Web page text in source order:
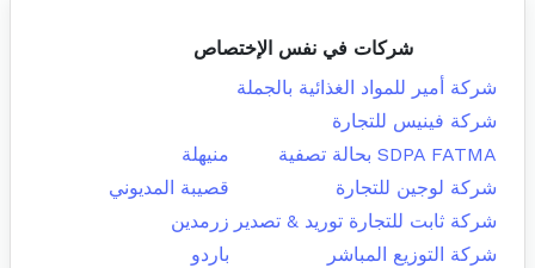
شركات في نفس الإختصاص
شركة أمير للمواد الغذائية بالجملة
شركة فينيس للتجارة
SDPA FATMA بحالة تصفية
منيهلة
شركة لوجين للتجارة
قصيبة المديوني
شركة ثابت للتجارة توريد & تصدير زرمدين
شركة التوزيع المباشر
باردو